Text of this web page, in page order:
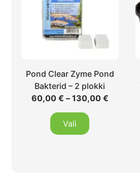
Pond Clear Zyme Pond
Bakterid – 2 plokki
60,00 € – 130,00 €
Vali